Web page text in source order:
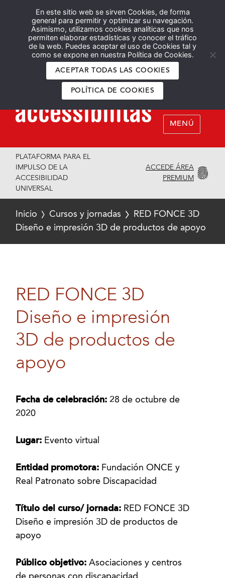
En este sitio web se sirven Cookies, de forma
general para permitir y optimizar su navegación.
Asimismo, utilizamos cookies analíticas que nos
permiten elaborar estadísticas y conocer el tráfico
de la web. Puedes aceptar el uso de Cookies tal y
como se expone en nuestra Política de Cookies.
ACEPTAR TODAS LAS COOKIES
POLÍTICA DE COOKIES
Español English
MENÚ
PLATAFORMA PARA EL
IMPULSO DE LA
ACCESIBILIDAD
UNIVERSAL
ACCEDE ÁREA
PREMIUM
Inicio Cursos y jornadas
RED FONCE 3D
Diseño e impresión 3D de productos de apoyo
RED FONCE 3D
Diseño e impresión
3D de productos de
apoyo
Fecha de celebración: 28 de octubre de
2020
Lugar: Evento virtual
Entidad promotora: Fundación ONCE y
Real Patronato sobre Discapacidad
Título del curso/ jornada: RED FONCE 3D
Diseño e impresión 3D de productos de
apoyo
Público objetivo:Asociaciones y centros